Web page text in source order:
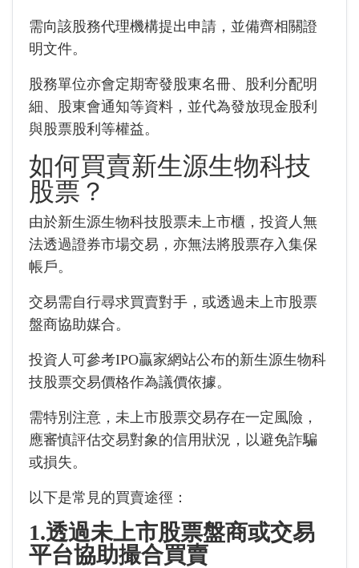
需向該股務代理機構提出申請，並備齊相關證
明文件。
股務單位亦會定期寄發股東名冊、股利分配明
細、股東會通知等資料， 並代為發放現金股利
與股票股利等權益。
如何買賣新生源生物科技
股票？
由於新生源生物科技股票未上市櫃，投資人無
法透過證券市場交易，亦無法將股票存入集保
帳戶。
交易需自行尋求買賣對手，或透過未上市股票
盤商協助媒合。
投資人可參考IPO贏家網站公布的新生源生物科
技股票交易價格作為議價依據。
需特別注意，未上市股票交易存在一定風險，
應審慎評估交易對象的信用狀況，以避免詐騙
或損失。
以下是常見的買賣途徑：
1.透過未上市股票盤商或交易
平台協助撮合買賣